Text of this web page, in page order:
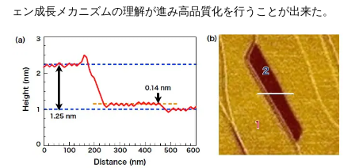
ェン成長メカニズムの理解が進み高品質化を行うことが出来た。